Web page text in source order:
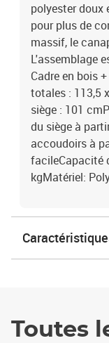
polyester doux
pour plus de
massif, le
L'assemblage
Cadre en bois
totales : 113,5
siège : 101
du siège à
accoudoirs à
facileCapacité
kgMatériel:
Toutes